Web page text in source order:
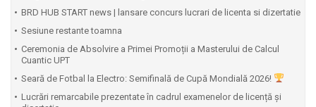
BRD HUB START news | lansare concurs lucrari de licenta si dizertatie
Sesiune restante toamna
Ceremonia de Absolvire a Primei Promoții a Masterului de Calcul
Cuantic UPT
⁠Seară de Fotbal la Electro: Semifinală de Cupă Mondială 2026!
Lucrări remarcabile prezentate în cadrul examenelor de licență și